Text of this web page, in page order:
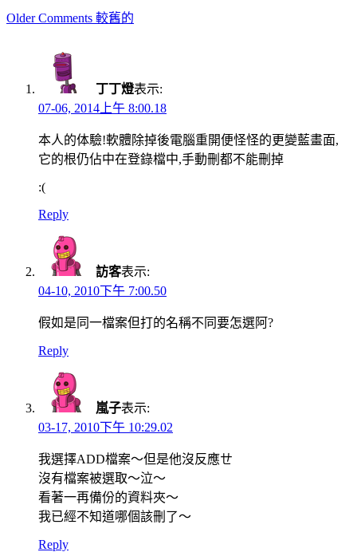
Comment
Older Comments 較舊的
丁丁燈表示:
07-06, 2014上午 8:00.18
本人的体驗!軟體除掉後電腦重開便怪怪的更變藍畫面,
它的根仍佔中在登錄檔中,手動刪都不能刪掉
:(
Reply
訪客表示:
04-10, 2010下午 7:00.50
假如是同一檔案但打的名稱不同要怎選阿?
Reply
嵐子表示:
03-17, 2010下午 10:29.02
我選擇ADD檔案～但是他沒反應ㄝ
沒有檔案被選取～泣～
看著一再備份的資料夾～
我已經不知道哪個該刪了～
Reply